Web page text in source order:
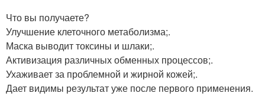
Что вы получаете?
Улучшение клеточного метаболизма;.
Маска выводит токсины и шлаки;.
Активизация различных обменных процессов;.
Ухаживает за проблемной и жирной кожей;.
Дает видимы результат уже после первого применения.